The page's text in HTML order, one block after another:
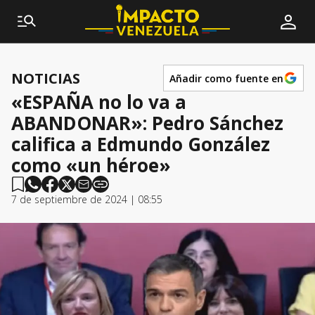
NOTICIAS Añadir como fuente en
«ESPAÑA no lo va a
ABANDONAR»: Pedro Sánchez
califica a Edmundo González
como «un héroe»
7 de septiembre de 2024 | 08:55